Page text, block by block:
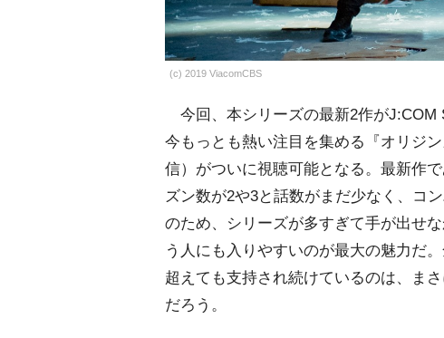
(c) 2019 ViacomCBS
今回、本シリーズの最新2作がJ:COM
今もっとも熱い注目を集める『オリジ
信）がついに視聴可能となる。最新作
ズン数が2や3と話数がまだ少なく、コ
のため、シリーズが多すぎて手が出せ
う人にも入りやすいのが最大の魅力だ
超えても支持され続けているのは、ま
だろう。